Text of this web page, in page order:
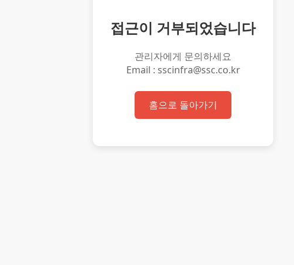
접근이 거부되었습니다
관리자에게 문의하세요
Email : sscinfra@ssc.co.kr
홈으로 돌아가기